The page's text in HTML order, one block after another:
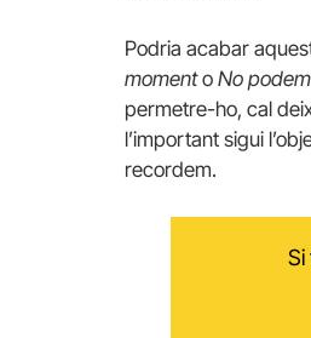
Podria acabar
momento No
permetre-ho, cal
l’important sigui
recordem.